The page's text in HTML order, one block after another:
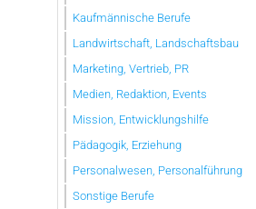
Kaufmännische Berufe
Landwirtschaft, Landschaftsbau
Marketing, Vertrieb, PR
Medien, Redaktion, Events
Mission, Entwicklungshilfe
Pädagogik, Erziehung
Personalwesen, Personalführung
Sonstige Berufe